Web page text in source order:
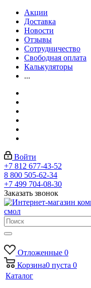
Акции
Доставка
Новости
Отзывы
Сотрудничество
Свободная оплата
Калькуляторы
...
Войти
+7 812 677-43-52
8 800 505-62-34
+7 499 704-08-30
Заказать звонок
Отложенные 0
Корзина0 пуста 0
Каталог